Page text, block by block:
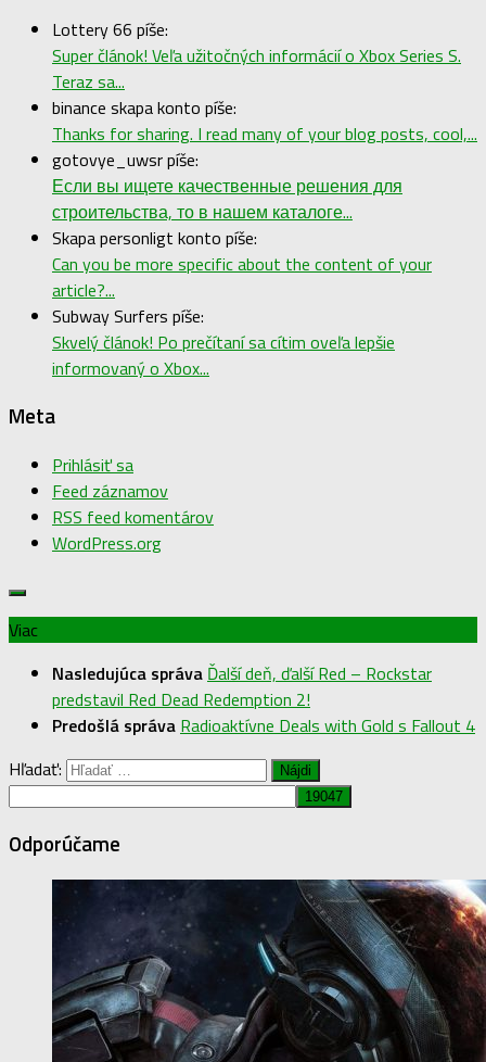
Lottery 66 píše:
Super článok! Veľa užitočných informácií o Xbox Series S.
Teraz sa...
binance skapa konto píše:
Thanks for sharing. I read many of your blog posts, cool,...
gotovye_uwsr píše:
Если вы ищете качественные решения для
строительства, то в нашем каталоге...
Skapa personligt konto píše:
Can you be more specific about the content of your
article?...
Subway Surfers píše:
Skvelý článok! Po prečítaní sa cítim oveľa lepšie
informovaný o Xbox...
Meta
Prihlásiť sa
Feed záznamov
RSS feed komentárov
WordPress.org
Viac
Nasledujúca správa Ďalší deň, ďalší Red – Rockstar
predstavil Red Dead Redemption 2!
Predošlá správa Radioaktívne Deals with Gold s Fallout 4
Hľadať:
Odporúčame